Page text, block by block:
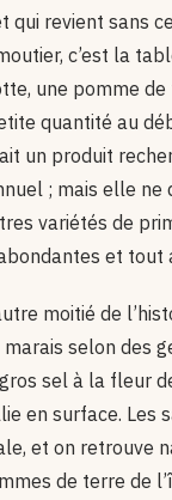
qui revient sans
c’est la
une pomme
quantité au
un produit
; mais elle ne
variétés de
et tout
moitié de
selon des
sel à la fleur
en surface. Les
et on retrouve
de terre de